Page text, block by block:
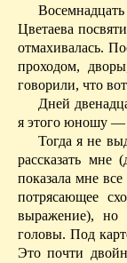
Цветаева
отмахивалась.
проходом,
говорили, что
Дней
я этого юношу —
Тогда я не
рассказать
показала мне
потрясающее
выражение), но
головы. Под
Это почти